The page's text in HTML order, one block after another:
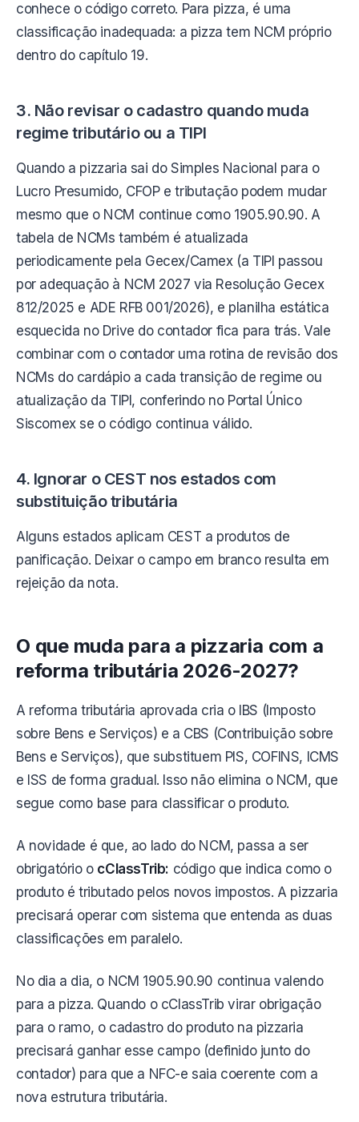
conhece o código correto. Para pizza, é uma
classificação inadequada: a pizza tem NCM próprio
dentro do capítulo 19.
3. Não revisar o cadastro quando muda
regime tributário ou a TIPI
Quando a pizzaria sai do Simples Nacional para o
Lucro Presumido, CFOP e tributação podem mudar
mesmo que o NCM continue como 1905.90.90. A
tabela de NCMs também é atualizada
periodicamente pela Gecex/Camex (a TIPI passou
por adequação à NCM 2027 via Resolução Gecex
812/2025 e ADE RFB 001/2026), e planilha estática
esquecida no Drive do contador fica para trás. Vale
combinar com o contador uma rotina de revisão dos
NCMs do cardápio a cada transição de regime ou
atualização da TIPI, conferindo no Portal Único
Siscomex se o código continua válido.
4. Ignorar o CEST nos estados com
substituição tributária
Alguns estados aplicam CEST a produtos de
panificação. Deixar o campo em branco resulta em
rejeição da nota.
O que muda para a pizzaria com a
reforma tributária 2026-2027?
A reforma tributária aprovada cria o IBS (Imposto
sobre Bens e Serviços) e a CBS (Contribuição sobre
Bens e Serviços), que substituem PIS, COFINS, ICMS
e ISS de forma gradual. Isso não elimina o NCM, que
segue como base para classificar o produto.
A novidade é que, ao lado do NCM, passa a ser
obrigatório o cClassTrib: código que indica como o
produto é tributado pelos novos impostos. A pizzaria
precisará operar com sistema que entenda as duas
classificações em paralelo.
No dia a dia, o NCM 1905.90.90 continua valendo
para a pizza. Quando o cClassTrib virar obrigação
para o ramo, o cadastro do produto na pizzaria
precisará ganhar esse campo (definido junto do
contador) para que a NFC-e saia coerente com a
nova estrutura tributária.